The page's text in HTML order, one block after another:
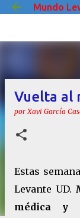
Mundo
Vuelta al
porXavi García
Estas
Levante UD.
médica y